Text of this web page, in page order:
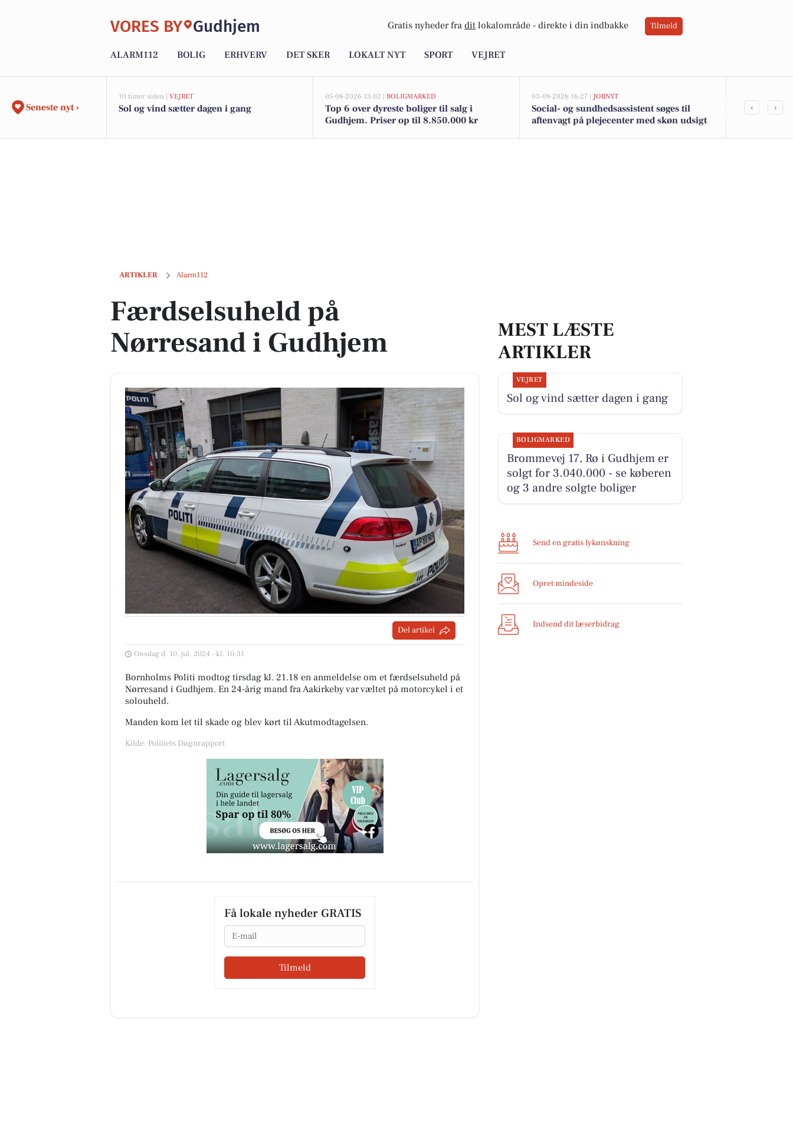
VORES BY Gudhjem Gratis nyheder fra dit lokalområde - direkte i din indbakke Tilmeld
ALARM112 BOLIG ERHVERV DET SKER LOKALT NYT SPORT VEJRET
Seneste nyt ›
10 timer siden | VEJRET
Sol og vind sætter dagen i gang
05-08-2026 13:02 | BOLIGMARKED
Top 6 over dyreste boliger til salg i
Gudhjem. Priser op til 8.850.000 kr
03-08-2026 16:27 | JOBNYT
Social- og sundhedsassistent søges til
aftenvagt på plejecenter med skøn udsigt
Spier PS
‹ ›
ARTIKLER Alarm112
Færdselsuheld på Nørresand i Gudhjem
Færdselsuheld på
Nørresand i Gudhjem
Del artikel
Onsdag d. 10. jul. 2024 - kl. 10:31
Bornholms Politi modtog tirsdag kl. 21.18 en anmeldelse om et færdselsuheld på
Nørresand i Gudhjem. En 24-årig mand fra Aakirkeby var væltet på motorcykel i et
solouheld.
Manden kom let til skade og blev kørt til Akutmodtagelsen.
Kilde: Politiets Døgnrapport
Få lokale nyheder GRATIS
Email
Tilmeld
MEST LÆSTE
ARTIKLER
VEJRET
Sol og vind sætter dagen i gang
BOLIGMARKED
Brommevej 17, Rø i Gudhjem er
solgt for 3.040.000 - se køberen
og 3 andre solgte boliger
Send en gratis lykønskning
Opret mindeside
Indsend dit læserbidrag